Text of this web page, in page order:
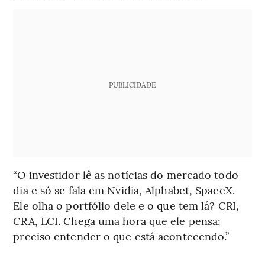
PUBLICIDADE
“O investidor lê as notícias do mercado todo
dia e só se fala em Nvidia, Alphabet, SpaceX.
Ele olha o portfólio dele e o que tem lá? CRI,
CRA, LCI. Chega uma hora que ele pensa:
preciso entender o que está acontecendo.”